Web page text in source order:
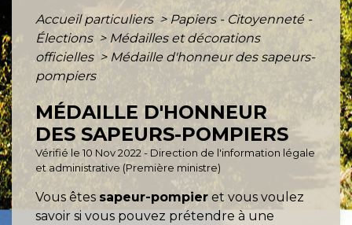
Accueil particuliers > Papiers - Citoyenneté -
Élections > Médailles et décorations
officielles > Médaille d'honneur des sapeurs-
pompiers
MÉDAILLE D'HONNEUR
DES SAPEURS-POMPIERS
Vérifié le 10 Nov 2022 - Direction de l'information légale
et administrative (Première ministre)
Vous êtes sapeur-pompier et vous voulez
savoir si vous pouvez prétendre à une